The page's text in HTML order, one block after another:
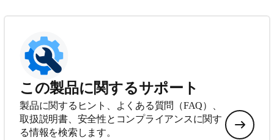
この製品に関するサポート
製品に関するヒント、よくある質問（FAQ）、
取扱説明書、安全性とコンプライアンスに関す
る情報を検索します。